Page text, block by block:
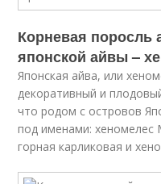
Корневая
японской айвы –
Японская айва, или
декоративный и
что родом с островов
под именами: хеномелес
горная карликовая и